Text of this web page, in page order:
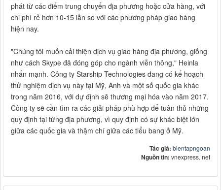
phát từ các điểm trung chuyển địa phương hoặc cửa hàng, với
chi phí rẻ hơn 10-15 lần so với các phương pháp giao hàng
hiện nay.
"Chúng tôi muốn cải thiện dịch vụ giao hàng địa phương, giống
như cách Skype đã đóng góp cho ngành viễn thông," Heinla
nhấn mạnh. Công ty Starship Technologies đang có kế hoạch
thử nghiệm dịch vụ này tại Mỹ, Anh và một số quốc gia khác
trong năm 2016, với dự định sẽ thương mại hóa vào năm 2017.
Công ty sẽ cần tìm ra các giải pháp phù hợp để tuân thủ những
quy định tại từng địa phương, vì quy định có sự khác biệt lớn
giữa các quốc gia và thậm chí giữa các tiểu bang ở Mỹ.
Tác giả: bientapngoan
Nguồn tin: vnexpress. net